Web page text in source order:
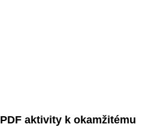
PDF aktivity k okamžitému